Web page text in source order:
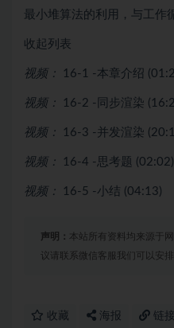
最小堆算法的利用，与工作
收起列表
视频： 16-1 -本章介绍
视频： 16-2 -同步渲染
视频： 16-3 -并发渲染
视频： 16-4 -思考题 (02:02)
视频： 16-5 -小结 (04:13)
声明： 本站所有资料均来源于
议请联系微信客服我们可以安排
收藏 海报 链接